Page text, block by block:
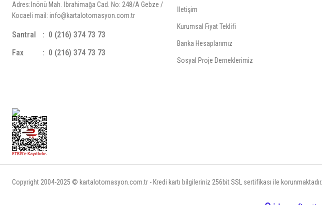
Adres:İnönü Mah. İbrahimağa Cad. No: 248/A Gebze /
Kocaeli mail: info@kartalotomasyon.com.tr
Santral
0 (216) 374 73 73
Fax
0 (216) 374 73 73
İletişim
Kurumsal Fiyat Teklifi
Banka Hesaplarımız
Sosyal Proje Derneklerimiz
Copyright 2004-2025 © kartalotomasyon.com.tr - Kredi kartı bilgileriniz 256bit SSL sertifikası ile korunmaktadır.